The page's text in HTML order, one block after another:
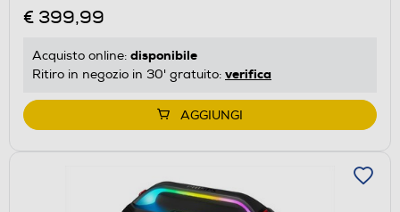
€ 399,99
Acquisto online: disponibile
Ritiro in negozio in 30' gratuito: verifica
AGGIUNGI